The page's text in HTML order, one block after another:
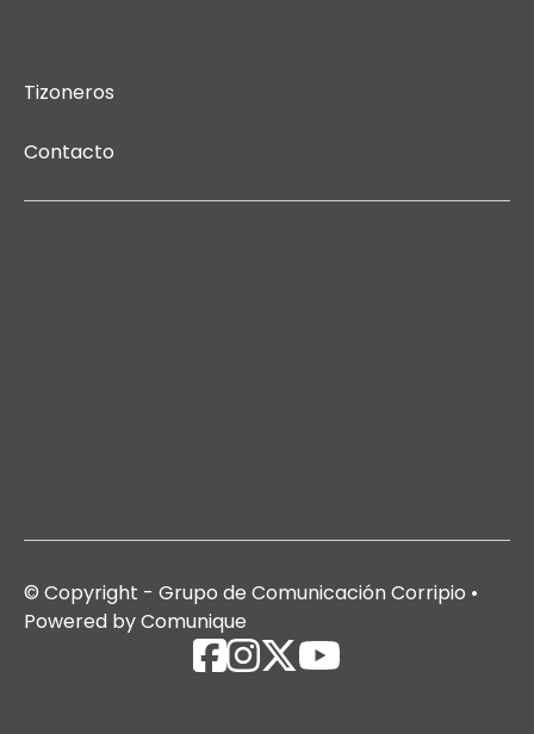
Tizoneros
Contacto
© Copyright - Grupo de Comunicación Corripio •
Powered by Comunique